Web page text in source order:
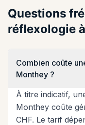
Questions
réflexologie
Combien coûte
Monthey ?
À titre indicatif,
Monthey coûte
CHF. Le tarif